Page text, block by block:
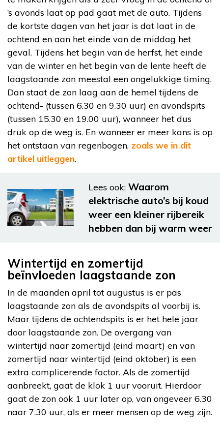
’s avonds laat op pad gaat met de auto. Tijdens
de kortste dagen van het jaar is dat laat in de
ochtend en aan het einde van de middag het
geval. Tijdens het begin van de herfst, het einde
van de winter en het begin van de lente heeft de
laagstaande zon meestal een ongelukkige timing.
Dan staat de zon laag aan de hemel tijdens de
ochtend- (tussen 6.30 en 9.30 uur) en avondspits
(tussen 15.30 en 19.00 uur), wanneer het dus
druk op de weg is. En wanneer er meer kans is op
het ontstaan van regenbogen, zoals we in dit
artikel uitleggen.
Lees ook: Waarom
elektrische auto’s bij koud
weer een kleiner rijbereik
hebben dan bij warm weer
Wintertijd en zomertijd
beïnvloeden laagstaande zon
In de maanden april tot augustus is er pas
laagstaande zon als de avondspits al voorbij is.
Maar tijdens de ochtendspits is er het hele jaar
door laagstaande zon. De overgang van
wintertijd naar zomertijd (eind maart) en van
zomertijd naar wintertijd (eind oktober) is een
extra complicerende factor. Als de zomertijd
aanbreekt, gaat de klok 1 uur vooruit. Hierdoor
gaat de zon ook 1 uur later op, van ongeveer 6.30
naar 7.30 uur, als er meer mensen op de weg zijn.